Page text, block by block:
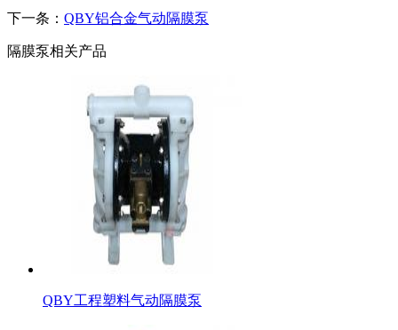
下一条： QBY铝合金气动隔膜泵
隔膜泵相关产品
QBY工程塑料气动隔膜泵